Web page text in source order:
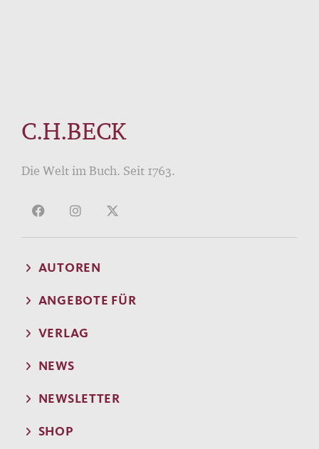
C.H.BECK
Die Welt im Buch. Seit 1763.
AUTOREN
ANGEBOTE FÜR
VERLAG
NEWS
NEWSLETTER
SHOP